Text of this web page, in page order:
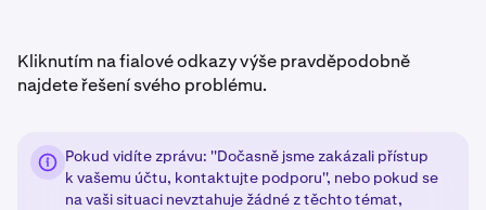
Kliknutím na fialové odkazy výše pravděpodobně
najdete řešení svého problému.
Pokud vidíte zprávu: ''Dočasně jsme zakázali přístup
k vašemu účtu, kontaktujte podporu'', nebo pokud se
na vaši situaci nevztahuje žádné z těchto témat,